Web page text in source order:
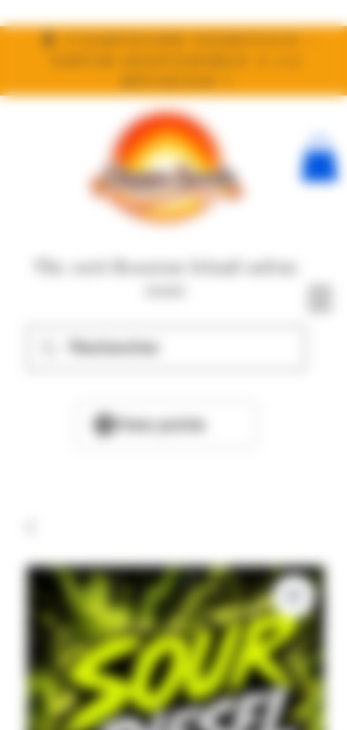
🧬 Compound Genetics :
The 100% Reunion Island online
View points